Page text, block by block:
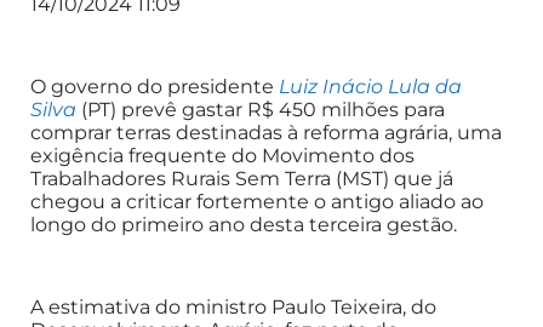
O governo do presidente Luiz Inácio Lula da
Silva (PT) prevê gastar R$ 450 milhões para
comprar terras destinadas à reforma agrária, uma
exigência frequente do Movimento dos
Trabalhadores Rurais Sem Terra (MST) que já
chegou a criticar fortemente o antigo aliado ao
longo do primeiro ano desta terceira gestão.
A estimativa do ministro Paulo Teixeira, do